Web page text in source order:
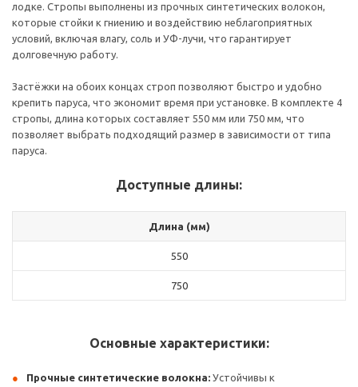
лодке. Стропы выполнены из прочных синтетических волокон,
которые стойки к гниению и воздействию неблагоприятных
условий, включая влагу, соль и УФ-лучи, что гарантирует
долговечную работу.
Застёжки на обоих концах строп позволяют быстро и удобно
крепить паруса, что экономит время при установке. В комплекте 4
стропы, длина которых составляет 550 мм или 750 мм, что
позволяет выбрать подходящий размер в зависимости от типа
паруса.
Доступные длины:
Длина (мм)
550
750
Основные характеристики:
Прочные синтетические волокна: Устойчивы к